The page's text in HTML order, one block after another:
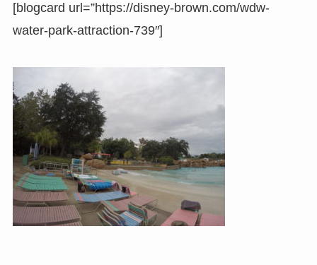
[blogcard url=”https://disney-brown.com/wdw-
water-park-attraction-739″]